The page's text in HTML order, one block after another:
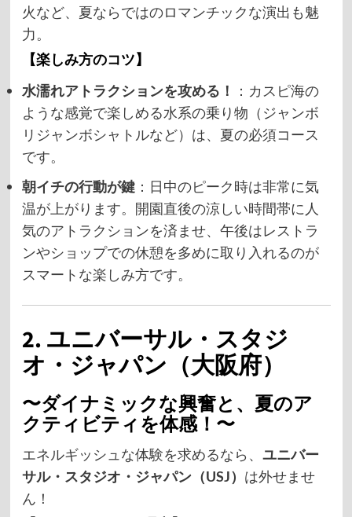
火など、夏ならではのロマンチックな演出も魅
力。
【楽しみ方のコツ】
水濡れアトラクションを攻める！
：カスピ海の
ような感覚で楽しめる水系の乗り物（ジャンボ
リジャンボシャトルなど）は、夏の必須コース
です。
朝イチの行動が鍵：日中のピーク時は非常に気
温が上がります。開園直後の涼しい時間帯に人
気のアトラクションを済ませ、午後はレストラ
ンやショップでの休憩を多めに取り入れるのが
スマートな楽しみ方です。
2. ユニバーサル・スタジ
オ・ジャパン（大阪府）
〜ダイナミックな興奮と、夏のア
クティビティを体感！〜
エネルギッシュな体験を求めるなら、 ユニバー
サル・スタジオ・ジャパン（USJ） は外せませ
ん！